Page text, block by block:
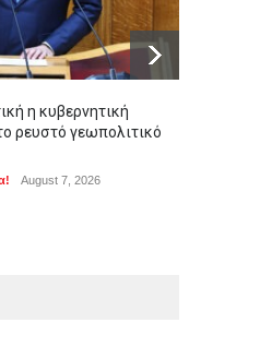
η κυβερνητική
ρευστό γεωπολιτικό
August 7, 2026